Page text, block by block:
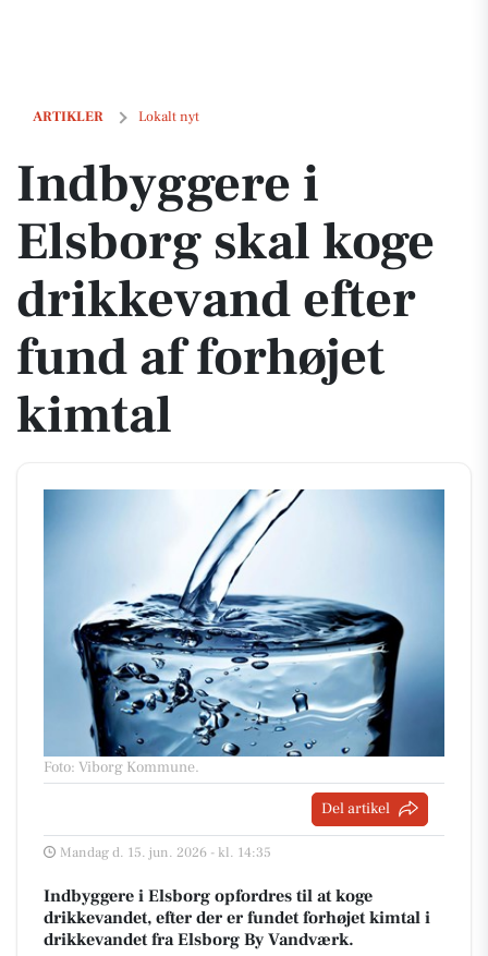
ARTIKLER Lokalt nyt
Indbyggere i Elsborg skal koge drikkevand efter fund af forhøjet
Indbyggere i
Elsborg skal koge
drikkevand efter
fund af forhøjet
kimtal
Foto: Viborg Kommune.
Del artikel
Mandag d. 15. jun. 2026 - kl. 14:35
Indbyggere i Elsborg opfordres til at koge
drikkevandet, efter der er fundet forhøjet kimtal i
drikkevandet fra Elsborg By Vandværk.